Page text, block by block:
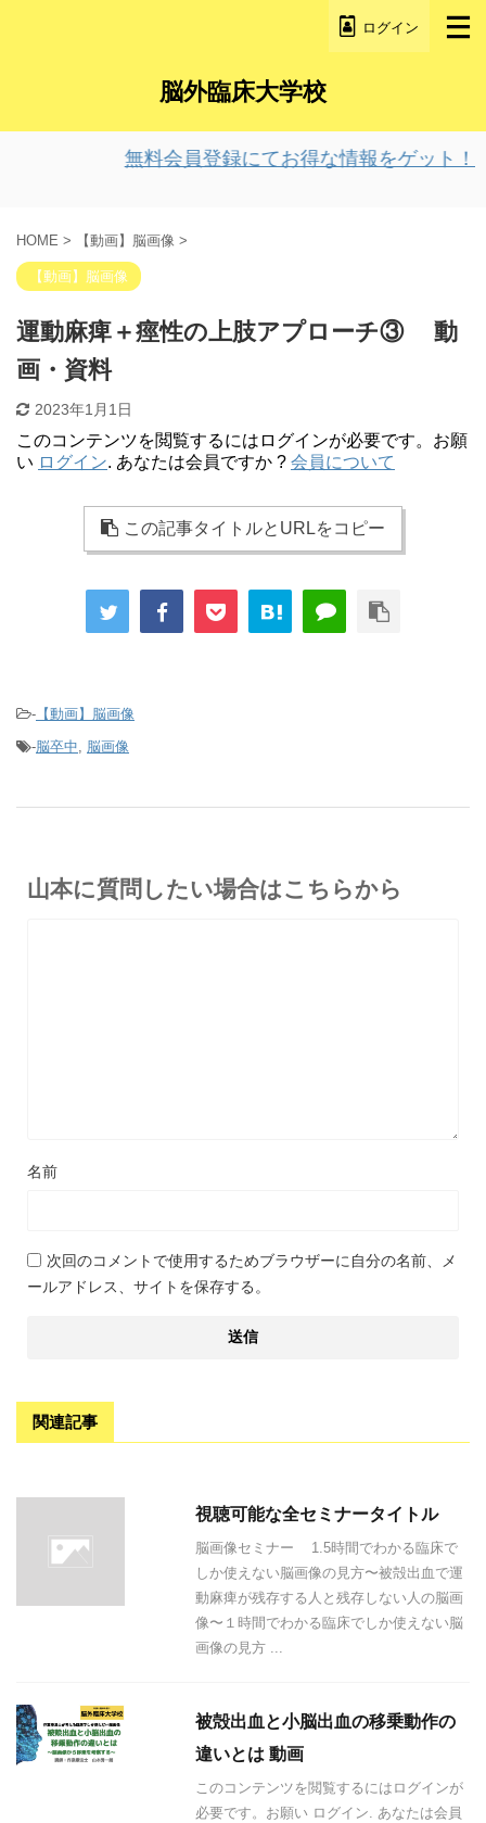
ログイン
脳外臨床大学校
無料会員登録にてお得な情報をゲット！
HOME > 【動画】脳画像 >
【動画】脳画像
運動麻痺＋痙性の上肢アプローチ③ 動
画・資料
2023年1月1日
このコンテンツを閲覧するにはログインが必要です。お願
い ログイン. あなたは会員ですか ? 会員について
この記事タイトルとURLをコピー
- 【動画】脳画像
-脳卒中, 脳画像
山本に質問したい場合はこちらから
名前
次回のコメントで使用するためブラウザーに自分の名前、メ
ールアドレス、サイトを保存する。
関連記事
視聴可能な全セミナータイトル
脳画像セミナー 1.5時間でわかる臨床で
しか使えない脳画像の見方〜被殻出血で運
動麻痺が残存する人と残存しない人の脳画
像〜１時間でわかる臨床でしか使えない脳
画像の見方 ...
被殻出血と小脳出血の移乗動作の
違いとは 動画
このコンテンツを閲覧するにはログインが
必要です。お願い ログイン. あなたは会員